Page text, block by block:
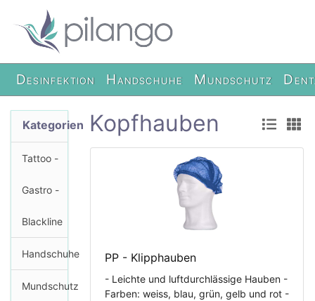
Desinfektion Handschuhe Mundschutz
Kategorien
Tattoo -
Gastro -
Blackline
Handschuhe
Mundschutz
Kopfhauben
PP - Klipphauben
- Leichte und luftdurchlässige Hauben -
Farben: weiss, blau, grün, gelb und rot -